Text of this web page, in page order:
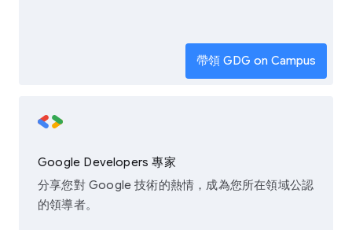
帶領 GDG on Campus
Google Developers 專家
分享您對 Google 技術的熱情，成為您所在領域公認
的領導者。